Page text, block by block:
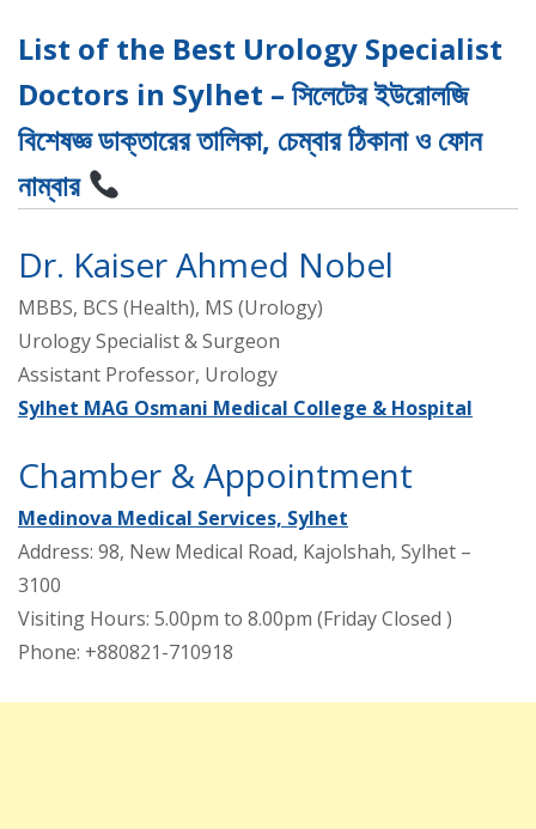
List of the Best Urology Specialist
Doctors in Sylhet – সিলেটের ইউরোলজি
বিশেষজ্ঞ ডাক্তারের তালিকা, চেম্বার ঠিকানা ও ফোন
নাম্বার
Dr. Kaiser Ahmed Nobel
MBBS, BCS (Health), MS (Urology)
Urology Specialist & Surgeon
Assistant Professor, Urology
Sylhet MAG Osmani Medical College & Hospital
Chamber & Appointment
Medinova Medical Services, Sylhet
Address: 98, New Medical Road, Kajolshah, Sylhet –
3100
Visiting Hours: 5.00pm to 8.00pm (Friday Closed )
Phone: +880821-710918